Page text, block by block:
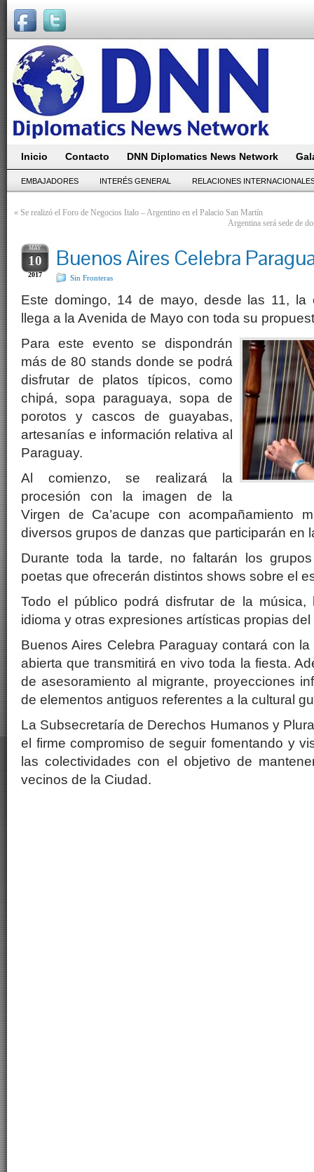
Inicio Contacto DNN Diplomatics News Network
EMBAJADORES INTERÉS GENERAL RELACIONES
« Se realizó el Foro de Negocios Italo – Argentino en el Palacio San Martín
Argentina será sede de
MAY
10
2017
Buenos Aires Celebra
Sin Fronteras
Este domingo, 14 de mayo, desde las 11, la
llega a la Avenida de Mayo con toda su
Para este evento se dispondrán
más de 80 stands donde se podrá
disfrutar de platos típicos, como
chipá, sopa paraguaya, sopa de
porotos y cascos de guayabas,
artesanías e información relativa al
Paraguay.
Al comienzo, se realizará la
procesión con la imagen de la
Virgen de Ca’acupe con acompañamiento
diversos grupos de danzas que participarán en
Durante toda la tarde, no faltarán los
poetas que ofrecerán distintos shows sobre el
Todo el público podrá disfrutar de la
idioma y otras expresiones artísticas propias
Buenos Aires Celebra Paraguay contará con
abierta que transmitirá en vivo toda la fiesta.
de asesoramiento al migrante, proyecciones
de elementos antiguos referentes a la cultural
La Subsecretaría de Derechos Humanos y
el firme compromiso de seguir fomentando y
las colectividades con el objetivo de
vecinos de la Ciudad.